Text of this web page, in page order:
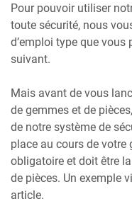
Pour pouvoir utiliser
toute sécurité, nous
d’emploi type que vous
suivant.
Mais avant de vous
de gemmes et de
de notre système de
place au cours de
obligatoire et doit être
de pièces. Un exemple
article.